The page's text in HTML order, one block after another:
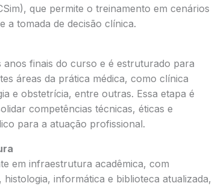
que permite o treinamento em cenários
a tomada de decisão clínica.
finais do curso e é estruturado para
áreas da prática médica, como clínica
e obstetrícia, entre outras. Essa etapa é
competências técnicas, éticas e
para a atuação profissional.
em infraestrutura acadêmica, com
informática e biblioteca atualizada,